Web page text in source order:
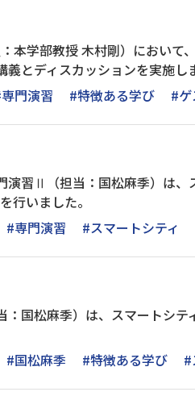
本学部教授 木村剛）におい
とディスカッションを実施し
門演習 #特徴ある学び #ゲ
演習Ⅱ（担当：国松麻季）は
行いました。
#専門演習 #スマートシティ
国松麻季）は、スマートシ
#国松麻季 #特徴ある学び #